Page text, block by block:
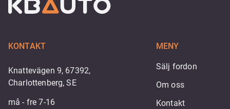
KONTAKT
Knattevägen 9, 67392,
Charlottenberg, SE
må - fre 7-16
MENY
Sälj fordon
Om oss
Kontakt